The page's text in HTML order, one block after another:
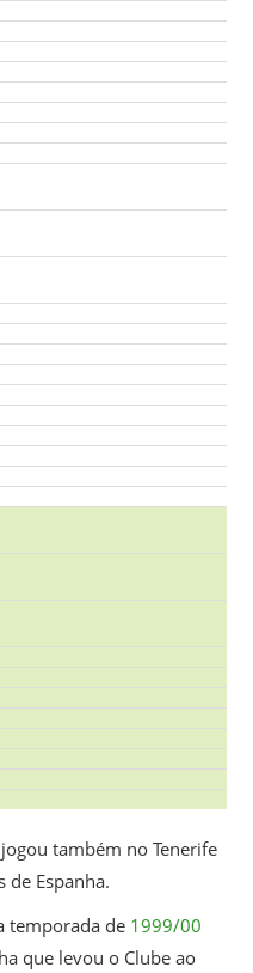
também no Tenerife
de Espanha.
temporada de 1999/00
que levou o Clube ao